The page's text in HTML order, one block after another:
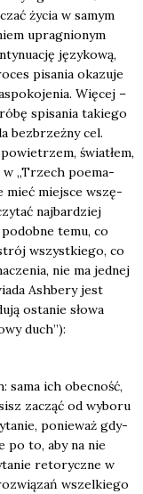
życia w samym
upra­gnio­nym
języ­ko­wą,
pisa­nia oka­zu­je
Wię­cej –
spi­sa­nia takie­go
bez­brzeż­ny cel.
świa­tłem,
w „Trzech poema­
mieć miej­sce wszę­
naj­bar­dziej
temu, co
wszyst­kie­go, co
nie ma jed­nej
Ash­be­ry jest
osta­nie sło­wa
duch”):
ich obec­ność,
zacząć od wybo­ru
ponie­waż gdy­
po to, aby na nie
reto­rycz­ne w
wszel­kie­go